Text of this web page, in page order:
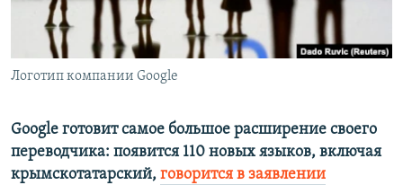
ПОБЕДИТЕЛЕЙ НЕ СУДЯТ?
КРЫМ.НЕПОКОРЕННЫЙ
ELIFBE
ПРИСОЕДИНЯЙТЕСЬ!
Все сайты RFE/RL
Логотип компании Google
Google готовит самое большое расширение своего
переводчика: появится 110 новых языков, включая
крымскотатарский, говорится в заявлении